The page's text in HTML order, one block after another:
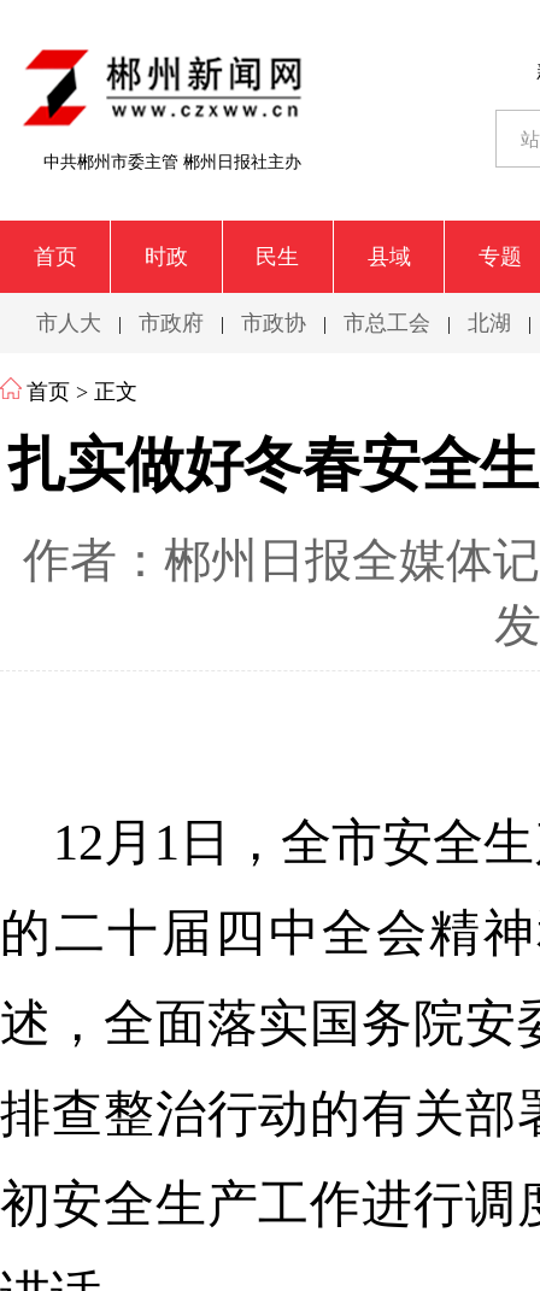
中共郴州市委主管 郴州日报社主办
首页 时政 民生 县域 专题
市人大 | 市政府 | 市政协 | 市总工会 | 北湖 |
首页 > 正文
扎实做好冬春安全
作者：郴州日报全媒体
12月1日，全市安全
的二十届四中全会精
述，全面落实国务院
排查整治行动的有关部
初安全生产工作进行调